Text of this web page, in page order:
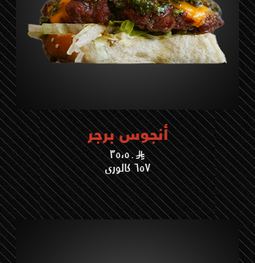
أنجوس برجر
٣٥،٥٠
٦٥٧ كالوري